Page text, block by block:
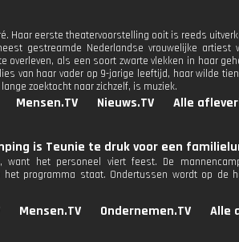
Haar eerste theatervoorstelling ooit is reeds
gestreamde Nederlandse vrouwelijke artiest
als een soort zwarte vlekken in haar
van haar vader op 9-jarige leeftijd, haar wilde
zoektocht naar zichzelf, is muziek.
Mensen.TV Nieuws.TV Alle
is Teunie te druk voor een
het personeel viert feest. De
programma staat. Ondertussen wordt op de
Mensen.TV Ondernemen.TV Alle